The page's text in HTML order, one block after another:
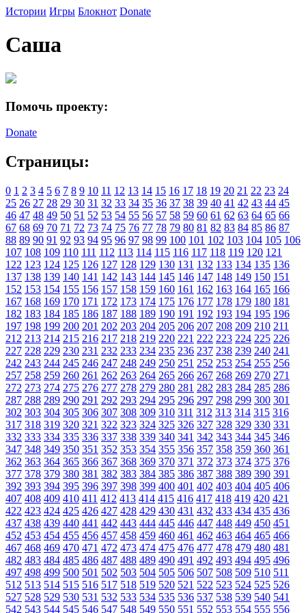
Истории Игры Блокнот Donate
Саша
Помочь проекту:
Donate
Страницы:
0 1 2 3 4 5 6 7 8 9 10 11 12 13 14 15 16 17 18 19 20 21 22 23 24
25 26 27 28 29 30 31 32 33 34 35 36 37 38 39 40 41 42 43 44 45
46 47 48 49 50 51 52 53 54 55 56 57 58 59 60 61 62 63 64 65 66
67 68 69 70 71 72 73 74 75 76 77 78 79 80 81 82 83 84 85 86 87
88 89 90 91 92 93 94 95 96 97 98 99 100 101 102 103 104 105 106
107 108 109 110 111 112 113 114 115 116 117 118 119 120 121
122 123 124 125 126 127 128 129 130 131 132 133 134 135 136
137 138 139 140 141 142 143 144 145 146 147 148 149 150 151
152 153 154 155 156 157 158 159 160 161 162 163 164 165 166
167 168 169 170 171 172 173 174 175 176 177 178 179 180 181
182 183 184 185 186 187 188 189 190 191 192 193 194 195 196
197 198 199 200 201 202 203 204 205 206 207 208 209 210 211
212 213 214 215 216 217 218 219 220 221 222 223 224 225 226
227 228 229 230 231 232 233 234 235 236 237 238 239 240 241
242 243 244 245 246 247 248 249 250 251 252 253 254 255 256
257 258 259 260 261 262 263 264 265 266 267 268 269 270 271
272 273 274 275 276 277 278 279 280 281 282 283 284 285 286
287 288 289 290 291 292 293 294 295 296 297 298 299 300 301
302 303 304 305 306 307 308 309 310 311 312 313 314 315 316
317 318 319 320 321 322 323 324 325 326 327 328 329 330 331
332 333 334 335 336 337 338 339 340 341 342 343 344 345 346
347 348 349 350 351 352 353 354 355 356 357 358 359 360 361
362 363 364 365 366 367 368 369 370 371 372 373 374 375 376
377 378 379 380 381 382 383 384 385 386 387 388 389 390 391
392 393 394 395 396 397 398 399 400 401 402 403 404 405 406
407 408 409 410 411 412 413 414 415 416 417 418 419 420 421
422 423 424 425 426 427 428 429 430 431 432 433 434 435 436
437 438 439 440 441 442 443 444 445 446 447 448 449 450 451
452 453 454 455 456 457 458 459 460 461 462 463 464 465 466
467 468 469 470 471 472 473 474 475 476 477 478 479 480 481
482 483 484 485 486 487 488 489 490 491 492 493 494 495 496
497 498 499 500 501 502 503 504 505 506 507 508 509 510 511
512 513 514 515 516 517 518 519 520 521 522 523 524 525 526
527 528 529 530 531 532 533 534 535 536 537 538 539 540 541
542 543 544 545 546 547 548 549 550 551 552 553 554 555 556